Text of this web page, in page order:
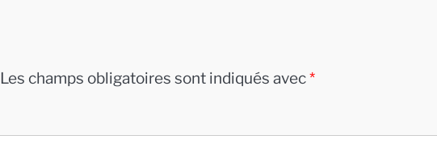
Les champs obligatoires sont indiqués avec*